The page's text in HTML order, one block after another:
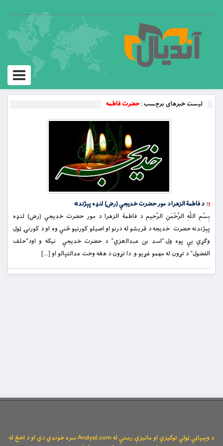
Toggle
لیست خبرهای برچسب :حضرت فاطمه
د فاطمة الزهرا د مور حضرت خديجې (رض) لنډه پېژندنه
بِسْمِ اللَّهِ الرَّحْمَنِ الرَّحِيمِ د فاطمة الزهرا د مور حضرت خديجې (رض) لنډه
پېژندنه حضرت خديجه د قريشو له درنو او اصيلو كورنيو ځنې وه او د كورنۍ ټول
وګړي يې پوه ول.”اسد بن عبدالعزي” د حضرت خديجې نيكه و اود”حلف
الفضول” د تړون له مهمو غړيو و. دا تړون د هغه وخت عدالتپالو او […]
د وېبپاڼې ټولې توکیزې او مانیزې رښتې له Andyal.com سره خوندي دي او د اخځ له